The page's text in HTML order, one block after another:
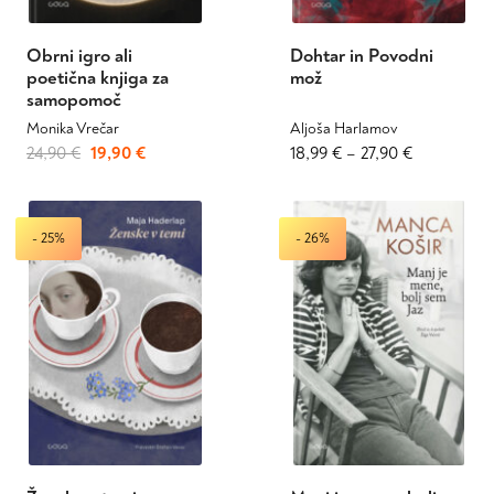
Obrni igro ali
poetična knjiga za
samopomoč
Monika Vrečar
24,90€ Izvirna
je
bila:
24,90 €.
19,90 €Trenutna
je:
19,90 €.
Ta
ima
več
različic.
Možnosti
lahko
izberete
na
strani
izdelka
Dohtar in Povodni
mož
Aljoša Harlamov
18,99 € – 27,90 €Cenovni
18,99 €
do
27,90 €
Ta
več
različic.
Možnosti
lahko
izberete
na
strani
izdelka
- 25% - 26%